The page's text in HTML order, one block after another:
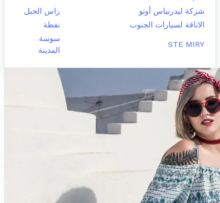
شركة ليدربياس أوتو
راس الجبل
الاناقة لسيارات الجنوب
نفطة
STE MIRY
سوسة
المدينة